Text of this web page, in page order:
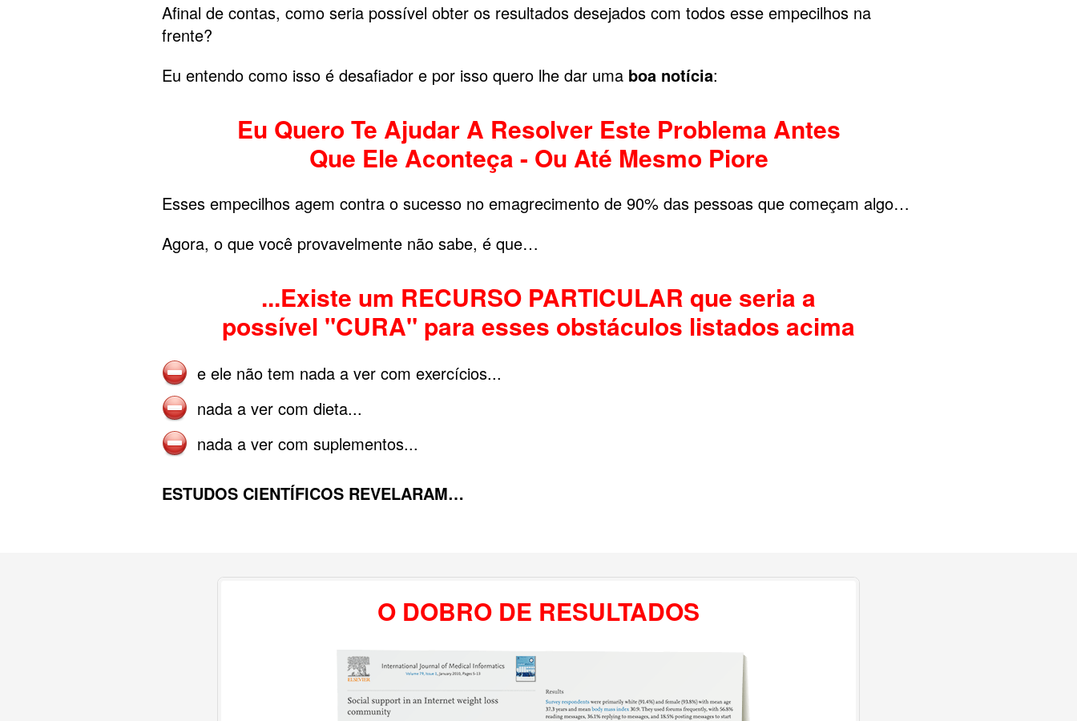
Afinal de contas, como seria possível obter os resultados desejados com todos esse empecilhos na
frente?
Eu entendo como isso é desafiador e por isso quero lhe dar uma boa notícia:
Eu Quero Te Ajudar A Resolver Este Problema Antes
Que Ele Aconteça - Ou Até Mesmo Piore
Esses empecilhos agem contra o sucesso no emagrecimento de 90% das pessoas que começam algo…
Agora, o que você provavelmente não sabe, é que…
...Existe um RECURSO PARTICULAR que seria a
possível "CURA" para esses obstáculos listados acima
e ele não tem nada a ver com exercícios...
nada a ver com dieta...
nada a ver com suplementos...
ESTUDOS CIENTÍFICOS REVELARAM…
O DOBRO DE RESULTADOS